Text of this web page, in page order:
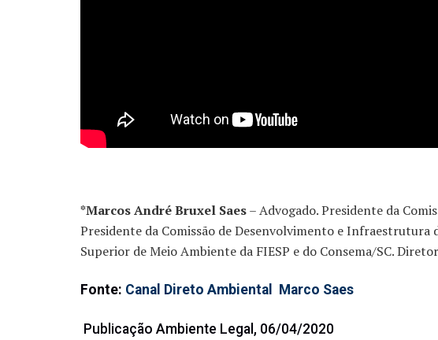
*Marcos André Bruxel Saes– Advogado. Presidente da
Presidente da Comissão de Desenvolvimento e Infraestrutura
Superior de Meio Ambiente da FIESP e do Consema/SC.
Fonte: Canal Direto Ambiental Marco Saes
Publicação Ambiente Legal, 06/04/2020